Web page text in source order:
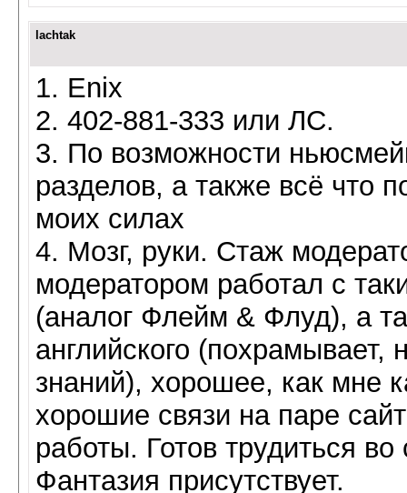
lachtak
1. Enix
2. 402-881-333 или ЛС.
3. По возможности
разделов, а также всё что
моих силах
4. Мозг, руки. Стаж
модератором работал с
(аналог Флейм & Флуд), а
английского
знаний), хорошее, как мне
хорошие связи на паре
работы. Готов трудиться
Фантазия присутствует.